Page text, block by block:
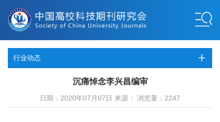
行业动态
沉痛悼念李兴昌编审
日期：2020年07月07日 来源： 浏览量：2247